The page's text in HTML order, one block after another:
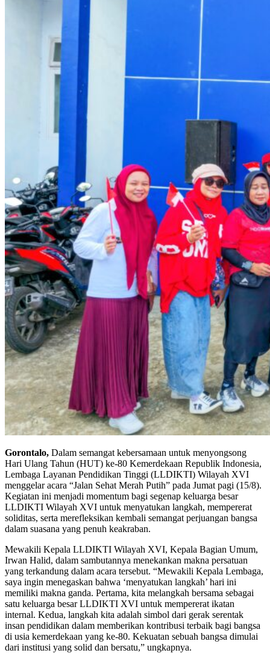
Gorontalo, Dalam semangat kebersamaan untuk menyongsong
Hari Ulang Tahun (HUT) ke-80 Kemerdekaan Republik Indonesia,
Lembaga Layanan Pendidikan Tinggi (LLDIKTI) Wilayah XVI
menggelar acara “Jalan Sehat Merah Putih” pada Jumat pagi (15/8).
Kegiatan ini menjadi momentum bagi segenap keluarga besar
LLDIKTI Wilayah XVI untuk menyatukan langkah, mempererat
soliditas, serta merefleksikan kembali semangat perjuangan bangsa
dalam suasana yang penuh keakraban.
Mewakili Kepala LLDIKTI Wilayah XVI, Kepala Bagian Umum,
Irwan Halid, dalam sambutannya menekankan makna persatuan
yang terkandung dalam acara tersebut. “Mewakili Kepala Lembaga,
saya ingin menegaskan bahwa ‘menyatukan langkah’ hari ini
memiliki makna ganda. Pertama, kita melangkah bersama sebagai
satu keluarga besar LLDIKTI XVI untuk mempererat ikatan
internal. Kedua, langkah kita adalah simbol dari gerak serentak
insan pendidikan dalam memberikan kontribusi terbaik bagi bangsa
di usia kemerdekaan yang ke-80. Kekuatan sebuah bangsa dimulai
dari institusi yang solid dan bersatu,” ungkapnya.